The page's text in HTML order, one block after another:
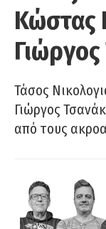
Κώστας
Τάσος
Γιώργος
από τους